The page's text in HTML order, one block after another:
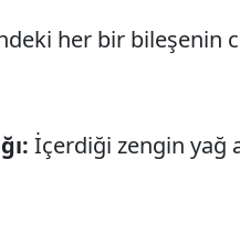
her bir bileşenin
İçerdiği zengin yağ